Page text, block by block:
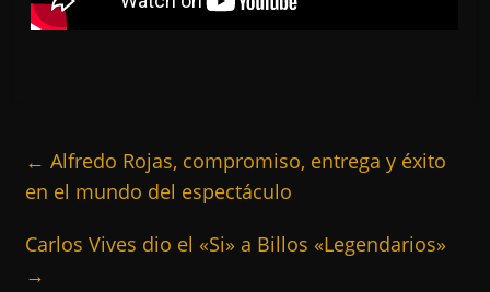
← Alfredo Rojas, compromiso, entrega y éxito
en el mundo del espectáculo
Carlos Vives dio el «Si» a Billos «Legendarios»
→